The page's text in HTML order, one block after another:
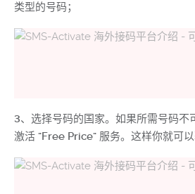
类型的号码；
3、选择号码的国家。如果所需号码不
激活 "Free Price" 服务。这样你就可以